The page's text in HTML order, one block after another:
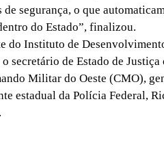
segurança, o que
do Estado”, finalizou.
do Instituto de
secretário de Estado de Justiça
Militar do Oeste (CMO),
estadual da Polícia Federal,